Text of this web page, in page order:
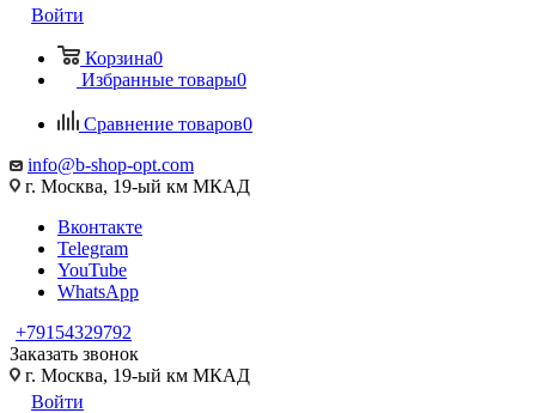
Войти
Корзина0
Избранные товары0
Сравнение товаров0
info@b-shop-opt.com
г. Москва, 19-ый км МКАД
Вконтакте
Telegram
YouTube
WhatsApp
+79154329792
Заказать звонок
г. Москва, 19-ый км МКАД
Войти